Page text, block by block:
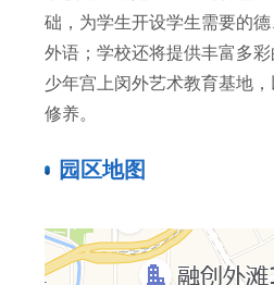
础，为学生开设学生需要的
外语；学校还将提供丰富多
少年宫上闵外艺术教育基地
修养。
园区地图